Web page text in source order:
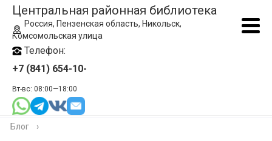
Центральная районная библиотека
Россия, Пензенская область, Никольск,
Комсомольская улица
Телефон:
+7 (841) 654-10-
Вт-вс: 08:00—18:00
Блог ›